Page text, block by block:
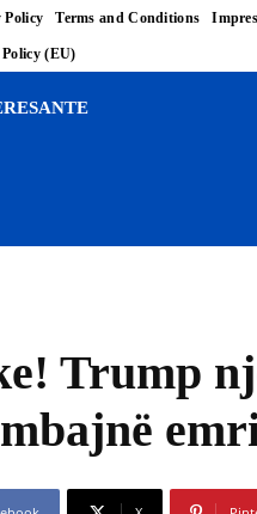
Policy Terms and Conditions
(EU)
Trump